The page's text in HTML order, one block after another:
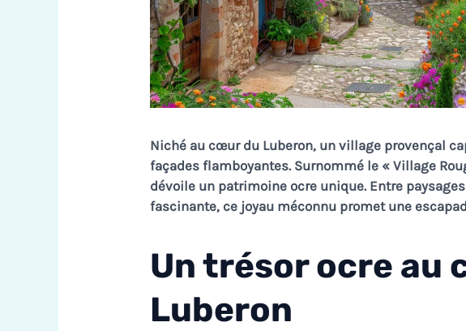
Niché au cœur du Luberon, un village provençal
façades flamboyantes. Surnommé le « Village
dévoile un patrimoine ocre unique. Entre
fascinante, ce joyau méconnu promet une
Un trésor ocre au
Luberon